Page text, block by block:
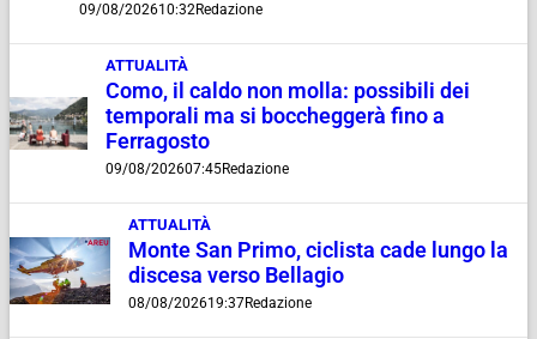
09/08/202610:32Redazione
ATTUALITÀ
Como, il caldo non molla: possibili dei
temporali ma si boccheggerà fino a
Ferragosto
09/08/202607:45Redazione
ATTUALITÀ
Monte San Primo, ciclista cade lungo la
discesa verso Bellagio
08/08/202619:37Redazione